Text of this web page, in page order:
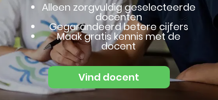
Alleen zorgvuldig geselecteerde
docenten
Gegarandeerd betere cijfers
Maak gratis kennis met de
docent
Vind docent